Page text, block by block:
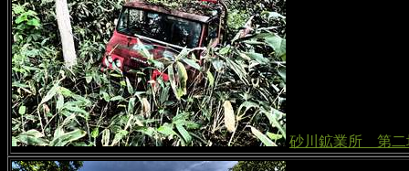
砂川鉱業所 第二